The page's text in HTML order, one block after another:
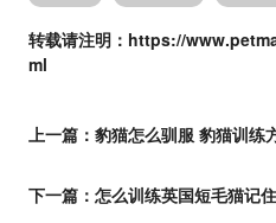
转载请注明：https://
ml
上一篇： 豹猫怎么驯服 豹猫训练
下一篇： 怎么训练英国短毛猫记